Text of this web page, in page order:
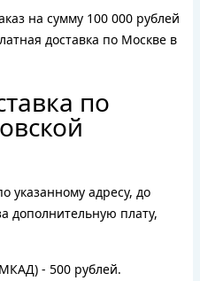
на сумму 100 000 рублей
доставка по Москве в
по
указанному адресу, до
дополнительную плату,
- 500 рублей.